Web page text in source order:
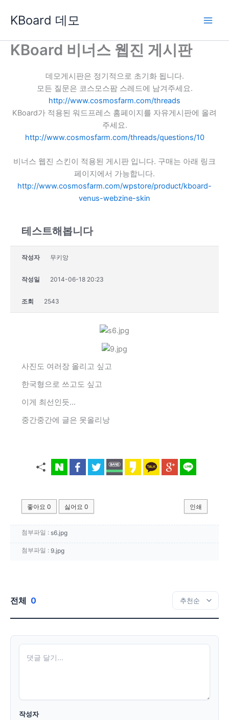
로
KBoard 데모
KBoard 비너스 웹진 게시판
데모게시판은 정기적으로 초기화 됩니다.
모든 질문은 코스모스팜 스레드에 남겨주세요.
http://www.cosmosfarm.com/threads
KBoard가 적용된 워드프레스 홈페이지를 자유게시판에 올려
주세요.
http://www.cosmosfarm.com/threads/questions/10
비너스 웹진 스킨이 적용된 게시판 입니다. 구매는 아래 링크
페이지에서 가능합니다.
http://www.cosmosfarm.com/wpstore/product/kboard-
venus-webzine-skin
테스트해봅니다
작성자 무키앙
작성일 2014-06-18 20:23
조회 2543
사진도 여러장 올리고 싶고
한국형으로 쓰고도 싶고
이게 최선인듯...
중간중간에 글은 못올리낭
좋아요 0 싫어요 0 인쇄
첨부파일 : s6.jpg
첨부파일 : 9.jpg
전체 0
작성자